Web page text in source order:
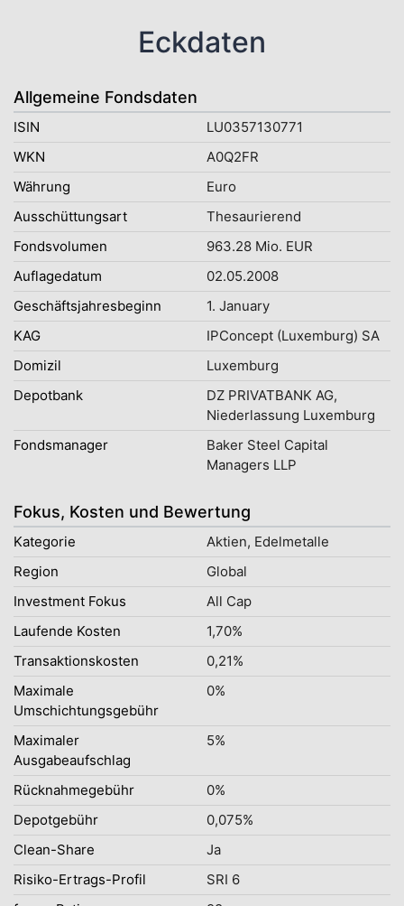
Eckdaten
Allgemeine Fondsdaten
ISIN
LU0357130771
WKN
A0Q2FR
Währung
Euro
Ausschüttungsart
Thesaurierend
Fondsvolumen
963.28 Mio. EUR
Auflagedatum
02.05.2008
Geschäftsjahresbeginn
1. January
KAG
IPConcept (Luxemburg) SA
Domizil
Luxemburg
Depotbank
DZ PRIVATBANK AG,
Niederlassung Luxemburg
Fondsmanager
Baker Steel Capital
Managers LLP
Fokus, Kosten und Bewertung
Kategorie
Aktien, Edelmetalle
Region
Global
Investment Fokus
All Cap
Laufende Kosten
1,70%
Transaktionskosten
0,21%
Maximale
Umschichtungsgebühr
0%
Maximaler
Ausgabeaufschlag
5%
Rücknahmegebühr
0%
Depotgebühr
0,075%
Clean-Share
Ja
Risiko-Ertrags-Profil
SRI 6